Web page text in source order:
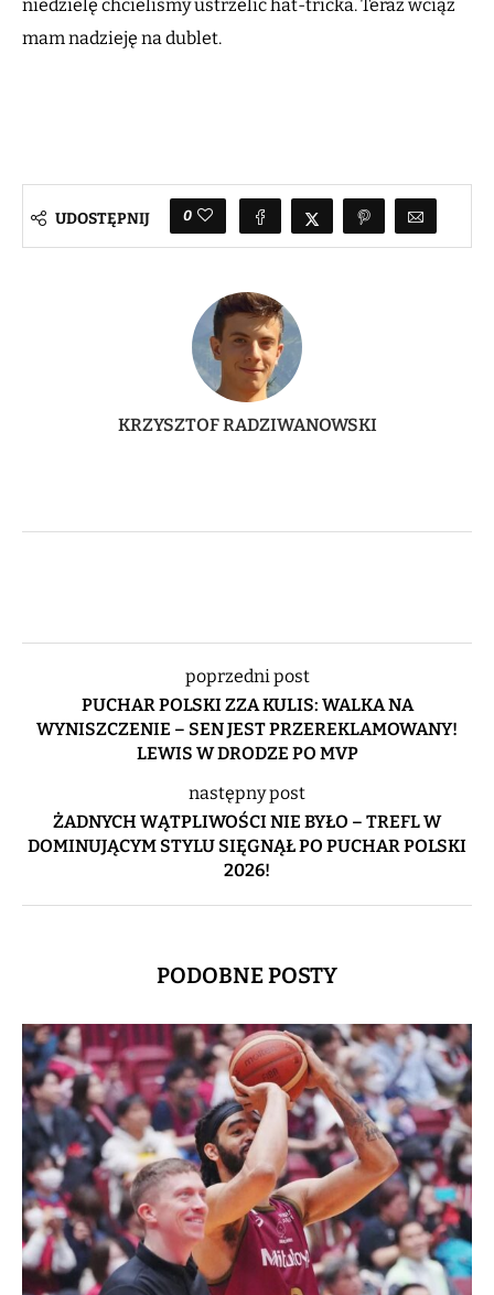
niedzielę chcieliśmy ustrzelić hat-tricka. Teraz wciąż
mam nadzieję na dublet.
UDOSTĘPNIJ 0
KRZYSZTOF RADZIWANOWSKI
poprzedni post
PUCHAR POLSKI ZZA KULIS: WALKA NA
WYNISZCZENIE – SEN JEST PRZEREKLAMOWANY!
LEWIS W DRODZE PO MVP
następny post
ŻADNYCH WĄTPLIWOŚCI NIE BYŁO – TREFL W
DOMINUJĄCYM STYLU SIĘGNĄŁ PO PUCHAR POLSKI
2026!
PODOBNE POSTY